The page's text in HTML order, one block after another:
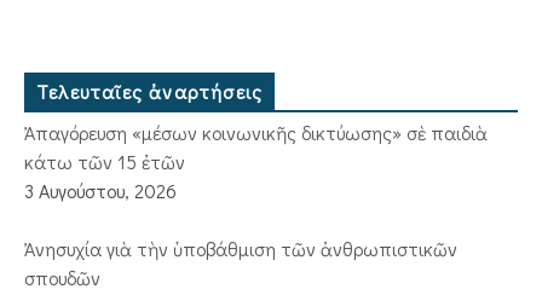
Τελευταῖες ἀναρτήσεις
Ἀπαγόρευση «μέσων κοινωνικῆς δικτύωσης» σὲ παιδιὰ
κάτω τῶν 15 ἐτῶν
3 Αυγούστου, 2026
Ἀνησυχία γιὰ τὴν ὑποβάθμιση τῶν ἀνθρωπιστικῶν
σπουδῶν